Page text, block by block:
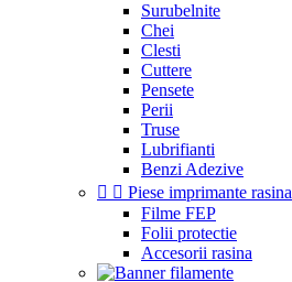
Surubelnite
Chei
Clesti
Cuttere
Pensete
Perii
Truse
Lubrifianti
Benzi Adezive
  Piese imprimante rasina
Filme FEP
Folii protectie
Accesorii rasina